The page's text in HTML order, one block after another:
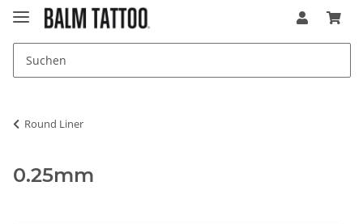
Round Liner
0.25mm